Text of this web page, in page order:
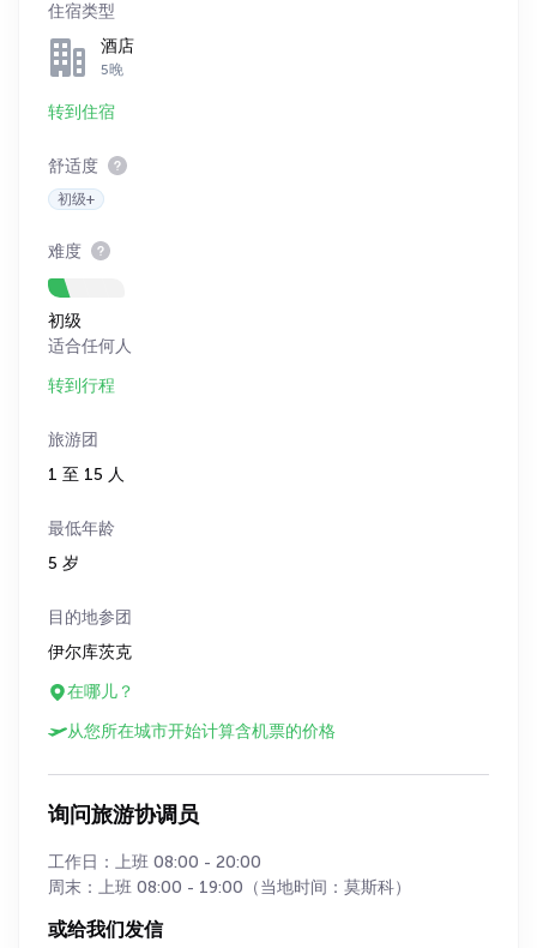
住宿类型
酒店
5晚
转到住宿
舒适度
初级+
难度
初级
适合任何人
转到行程
旅游团
1 至 15 人
最低年龄
5 岁
目的地参团
伊尔库茨克
在哪儿？
从您所在城市开始计算含机票的价格
询问旅游协调员
工作日：上班 08:00 - 20:00
周末：上班 08:00 - 19:00（当地时间：莫斯科）
或给我们发信